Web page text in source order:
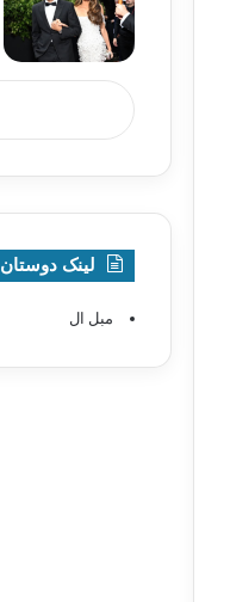
لینک دوستان
مبل ال